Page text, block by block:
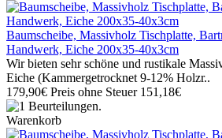
Baumscheibe, Massivholz Tischplatte,
Handwerk, Eiche 200x35-40x3cm
Wir bieten sehr schöne und rustikale
Eiche (Kammergetrocknet 9-12% Holzr..
179,90€ Preis ohne Steuer 151,18€
Warenkorb